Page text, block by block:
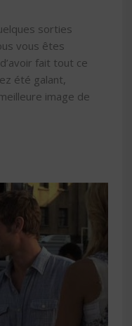
sorties
vous êtes
fait tout ce
été galant,
image de